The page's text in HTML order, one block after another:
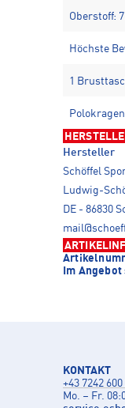
Oberstoff:
Höchste
1
Polokragen
Hersteller
Schöffel
Ludwig-
DE - 86830
Im
KONTAKT
+43 7242
Mo. – Fr.